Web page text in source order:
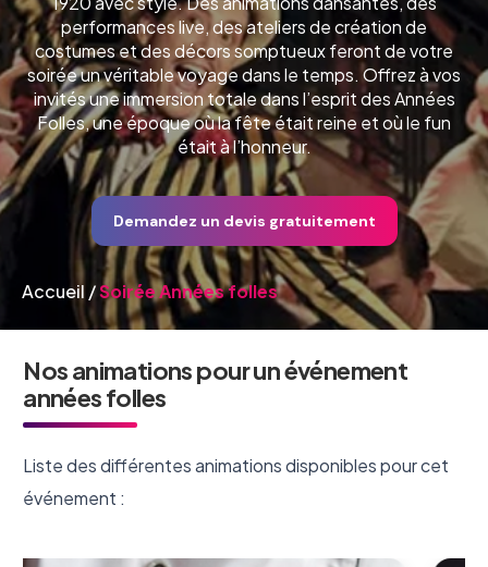
performances live, des ateliers de création de
costumes et des décors somptueux feront de votre
soirée un véritable voyage dans le temps. Offrez à vos
invités une immersion totale dans l’esprit des Années
Folles, une époque où la fête était reine et où le fun
était à l’honneur.
Demandez un devis gratuitement
Accueil /Soirée Années folles
Nos animations pour un événement
années folles
Liste des différentes animations disponibles pour cet
événement :